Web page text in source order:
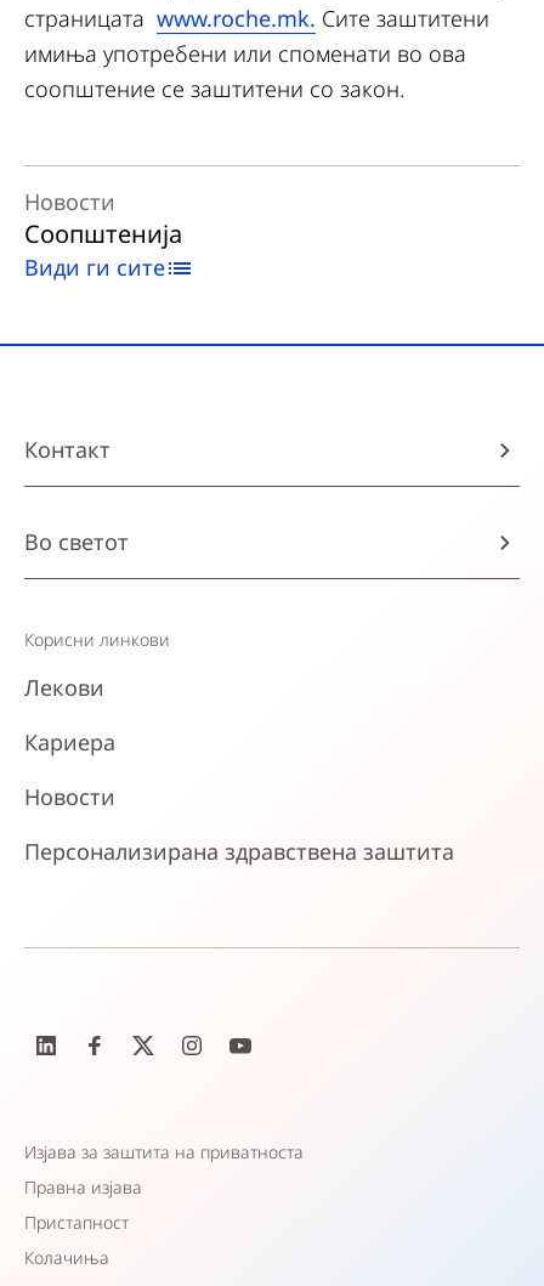
страницата www.roche.mk. Сите заштитени
имиња употребени или споменати во ова
соопштение се заштитени со закон.
Новости
Соопштенија
Види ги сите
Контакт
Во светот
Корисни линкови
Лекови
Кариера
Новости
Персонализирана здравствена заштита
Изјава за заштита на приватноста
Правна изјава
Пристапност
Колачиња